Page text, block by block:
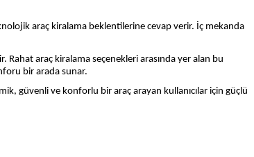
araç kiralama beklentilerine cevap verir. İç mekanda
Rahat araç kiralama seçenekleri arasında yer alan bu
bir arada sunar.
güvenli ve konforlu bir araç arayan kullanıcılar için güçlü